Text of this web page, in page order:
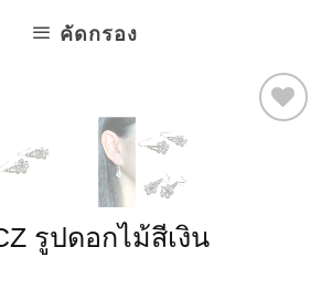
คัดกรอง
รูปดอกไม้สีเงิน